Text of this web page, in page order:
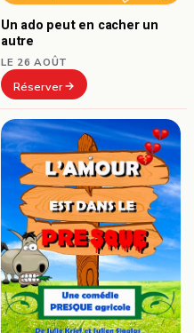
Un ado peut en cacher un
autre
LE 26 AOÛT
Réserver